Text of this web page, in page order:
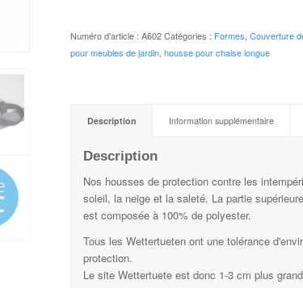
Numéro d'article : A602 Catégories : Formes Couverture
pour meubles de jardin, housse pour chaise longue
Description Information supplémentaire
Description
Nos housses de protection contre les
soleil, la neige et la saleté. La partie
est composée à 100% de polyester.
Tous les Wettertueten ont une tolérance
protection.
Le site Wettertuete est donc 1-3 cm plus